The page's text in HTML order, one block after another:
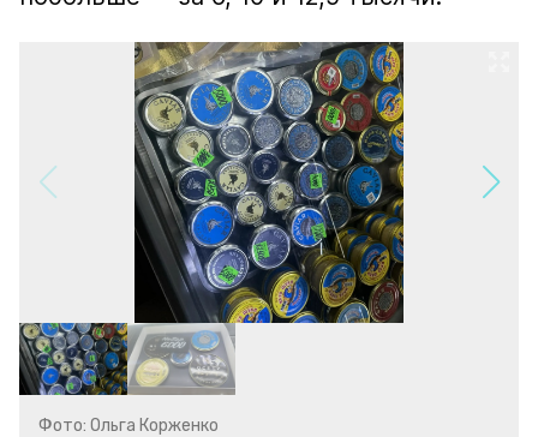
Фото: Ольга Корженко